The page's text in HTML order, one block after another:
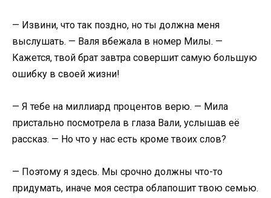
​— Извини, что так поздно, но ты должна меня
выслушать. — Валя вбежала в номер Милы. —
Кажется, твой брат завтра совершит самую большую
ошибку в своей жизни!​
​— Я тебе на миллиард процентов верю. — Мила
пристально посмотрела в глаза Вали, услышав её
рассказ. — Но что у нас есть кроме твоих слов?​
​— Поэтому я здесь. Мы срочно должны что-то
придумать, иначе моя сестра облапошит твою семью.